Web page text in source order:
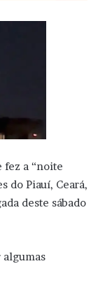
fez a “noite
do Piauí, Ceará,
deste sábado